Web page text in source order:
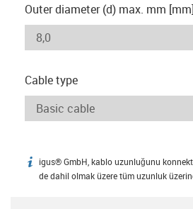
Outer diameter (d) max. mm [mm]
Cable type
igus-icon-info
igus® GmbH, kablo uzunluğunu
de dahil olmak üzere tüm uzunluk